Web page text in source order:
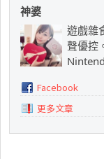
神婆
遊戲雜
聲優控
Facebook
更多文章